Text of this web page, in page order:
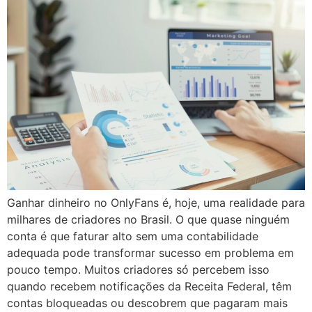
Ganhar dinheiro no OnlyFans é, hoje, uma realidade para
milhares de criadores no Brasil. O que quase ninguém
conta é que faturar alto sem uma contabilidade
adequada pode transformar sucesso em problema em
pouco tempo. Muitos criadores só percebem isso
quando recebem notificações da Receita Federal, têm
contas bloqueadas ou descobrem que pagaram mais